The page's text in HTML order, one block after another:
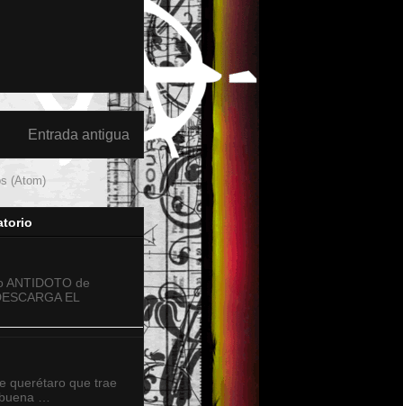
Entrada antigua
(Atom)
ANTIDOTO de
EL
querétaro que trae
…